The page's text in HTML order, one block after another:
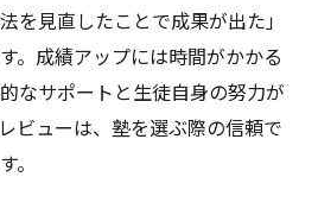
を見直したことで成果が出た」
。成績アップには時間がかかる
なサポートと生徒自身の努力が
ビューは、塾を選ぶ際の信頼で
。